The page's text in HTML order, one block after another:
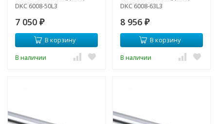
DKC 6008-50L3
7 050 ₽
В корзину
В наличии
DKC 6008-63L3
8 956 ₽
В корзину
В наличии